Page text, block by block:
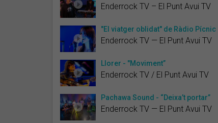
Enderrock TV – El Punt Avui TV
"El viatger oblidat" de Ràdio Pícnic
Enderrock TV — El Punt Avui TV
Llorer - "Moviment”
Enderrock TV / El Punt Avui TV
Pachawa Sound - “Deixa’t portar”
Enderrock TV — El Punt Avui TV